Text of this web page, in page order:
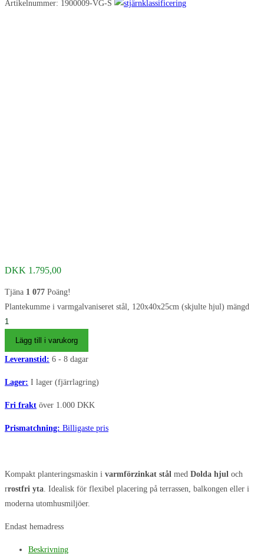
Artikelnummer: 1900009-VG-S
DKK 1.795,00
Tjäna 1 077 Poäng!
Plantekumme i varmgalvaniseret stål, 120x40x25cm (skjulte hjul) mängd
Lägg till i varukorg
Leveranstid: 6 - 8 dagar
Lager: I lager (fjärrlagring)
Fri frakt över 1.000 DKK
Prismatchning: Billigaste pris
Kompakt planteringsmaskin i varmförzinkat stål med Dolda hjul och
rrostfri yta . Idealisk för flexibel placering på terrassen, balkongen eller i
moderna utomhusmiljöer.
Endast hemadress
Beskrivning